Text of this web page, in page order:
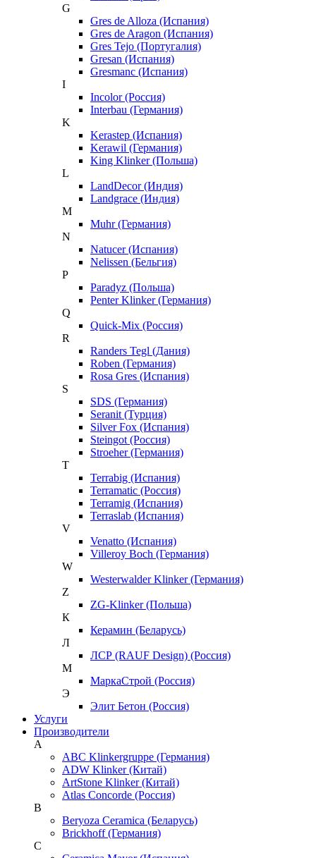
G
Gres de Alloza (Испания)
Gres de Aragon (Испания)
Gres Tejo (Португалия)
Gresan (Испания)
Gresmanc (Испания)
I
Incolor (Россия)
Interbau (Германия)
K
Kerastep (Испания)
Kerawil (Германия)
King Klinker (Польша)
L
LandDecor (Индия)
Landgrace (Индия)
M
Muhr (Германия)
N
Natucer (Испания)
Nelissen (Бельгия)
P
Paradyz (Польша)
Penter Klinker (Германия)
Q
Quick-Mix (Россия)
R
Randers Tegl (Дания)
Roben (Германия)
Rosa Gres (Испания)
S
SDS (Германия)
Seranit (Турция)
Silver Fox (Испания)
Steingot (Россия)
Stroeher (Германия)
T
Terrabig (Испания)
Terramatic (Россия)
Terramig (Испания)
Terraslab (Испания)
V
Venatto (Испания)
Villeroy Boch (Германия)
W
Westerwalder Klinker (Германия)
Z
ZG-Klinker (Польша)
К
Керамин (Беларусь)
Л
ЛСР (RAUF Design) (Россия)
М
МаркаСтрой (Россия)
Э
Элит Бетон (Россия)
Услуги
Производители
A
ABC Klinkergruppe (Германия)
ADW Klinker (Китай)
ArtStone Klinker (Китай)
Atlas Concorde (Россия)
B
Beryoza Ceramica (Беларусь)
Brickhoff (Германия)
C